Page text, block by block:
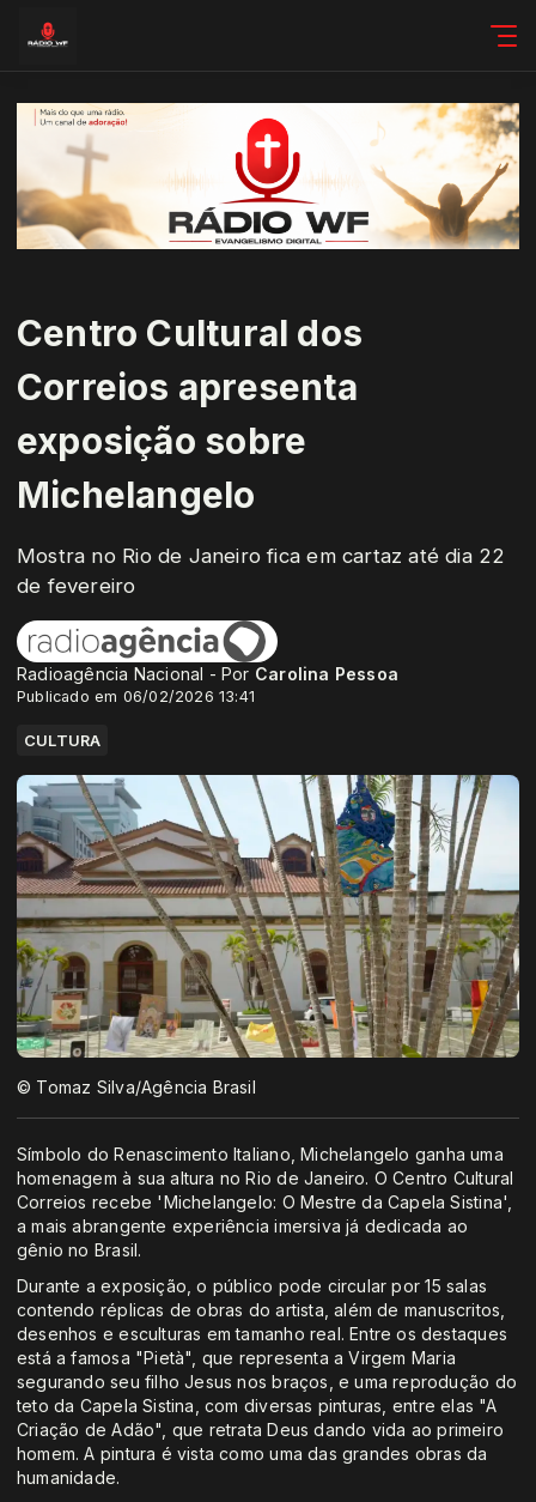
Centro Cultural dos
Correios apresenta
exposição sobre
Michelangelo
Mostra no Rio de Janeiro fica em cartaz até dia 22
de fevereiro
Radioagência Nacional - Por Carolina Pessoa
Publicado em 06/02/2026 13:41
CULTURA
© Tomaz Silva/Agência Brasil
Símbolo do Renascimento Italiano, Michelangelo ganha uma
homenagem à sua altura no Rio de Janeiro. O Centro Cultural
Correios recebe 'Michelangelo: O Mestre da Capela Sistina',
a mais abrangente experiência imersiva já dedicada ao
gênio no Brasil.
Durante a exposição, o público pode circular por 15 salas
contendo réplicas de obras do artista, além de manuscritos,
desenhos e esculturas em tamanho real. Entre os destaques
está a famosa "Pietà", que representa a Virgem Maria
segurando seu filho Jesus nos braços, e uma reprodução do
teto da Capela Sistina, com diversas pinturas, entre elas "A
Criação de Adão", que retrata Deus dando vida ao primeiro
homem. A pintura é vista como uma das grandes obras da
humanidade.